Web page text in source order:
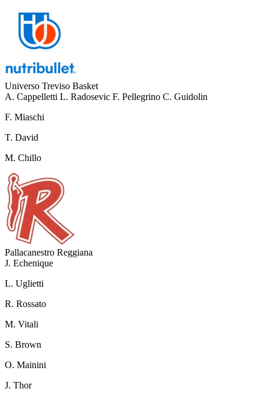
Universo Treviso Basket
A. Cappelletti L. Radosevic F. Pellegrino C. Guidolin
F. Miaschi
T. David
M. Chillo
Pallacanestro Reggiana
J. Echenique
L. Uglietti
R. Rossato
M. Vitali
S. Brown
O. Mainini
J. Thor